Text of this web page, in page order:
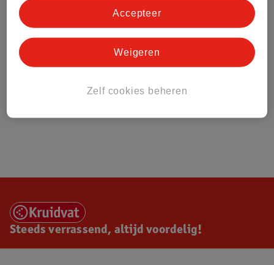
Steeds verrassend, altijd voordelig!
Zelf cookies beheren
Weigeren
Accepteer